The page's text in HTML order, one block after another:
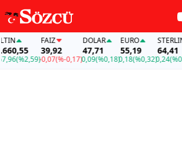
(%2,59)
FAİZ
39,92
-0,07(%-0,17)
DOLAR
47,71
0,09(%0,18)
EURO
55,19
0,18(%0,32)
STERLIN
64,41
0,24(%0,38)